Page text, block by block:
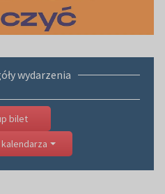
wydarzenia
bilet